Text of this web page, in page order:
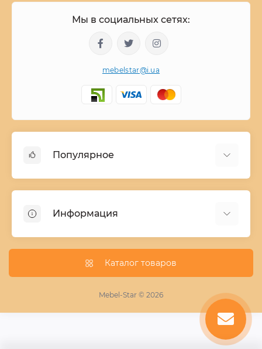
Мы в социальных сетях:
mebelstar@i.ua
Популярное
Шкафы купе ширина 90-210 cм высота 220 cм
Комоды из дерева
Кухни
Информация
Условия поставки мебели
Фотопечать для шкафа купе
Замер кухонь
Каталог товаров
Mebel-Star © 2026